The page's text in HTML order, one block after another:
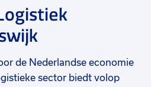
de Nederlandse economie
sector biedt volop